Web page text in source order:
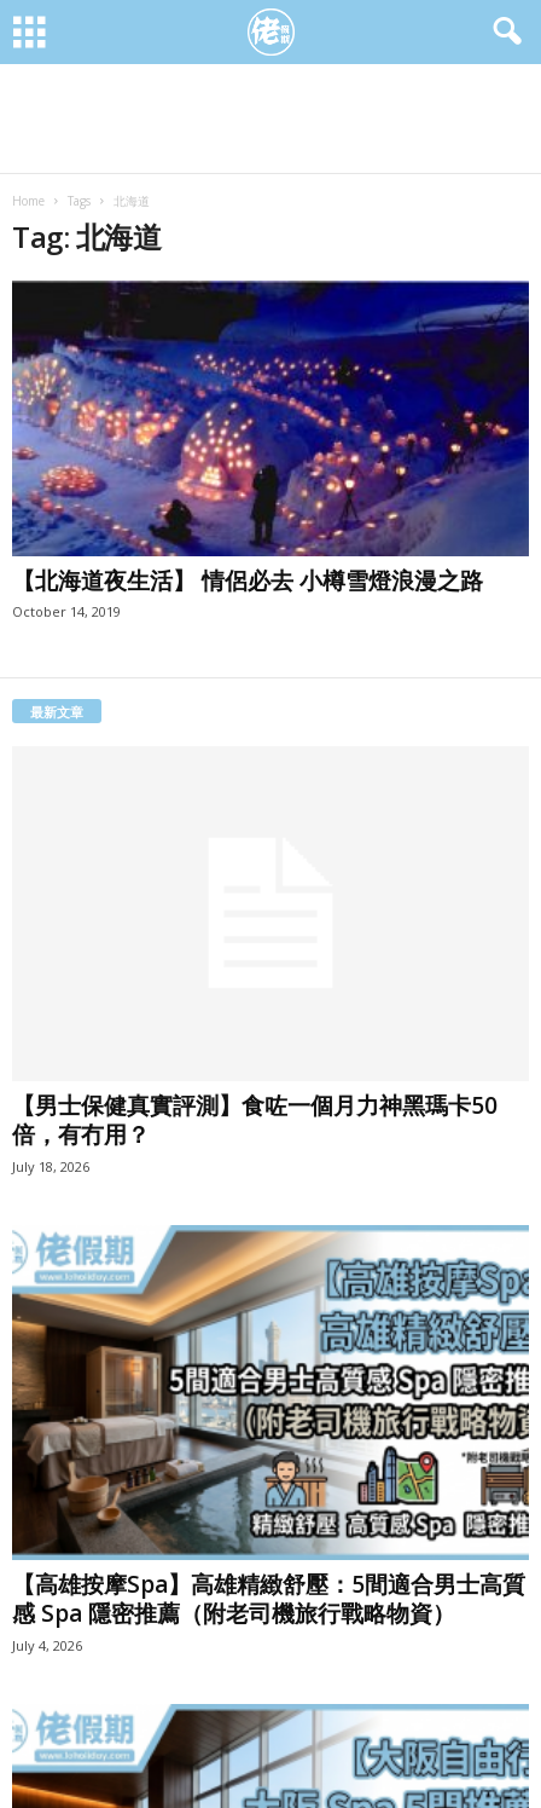
Home Tags 北海道
Tag: 北海道
【北海道夜生活】 情侶必去 小樽雪燈浪漫之路
October 14, 2019
最新文章
【男士保健真實評測】食咗一個月力神黑瑪卡50
倍，有冇用？
July 18, 2026
【高雄按摩Spa】高雄精緻舒壓：5間適合男士高質
感 Spa 隱密推薦（附老司機旅行戰略物資）
July 4, 2026